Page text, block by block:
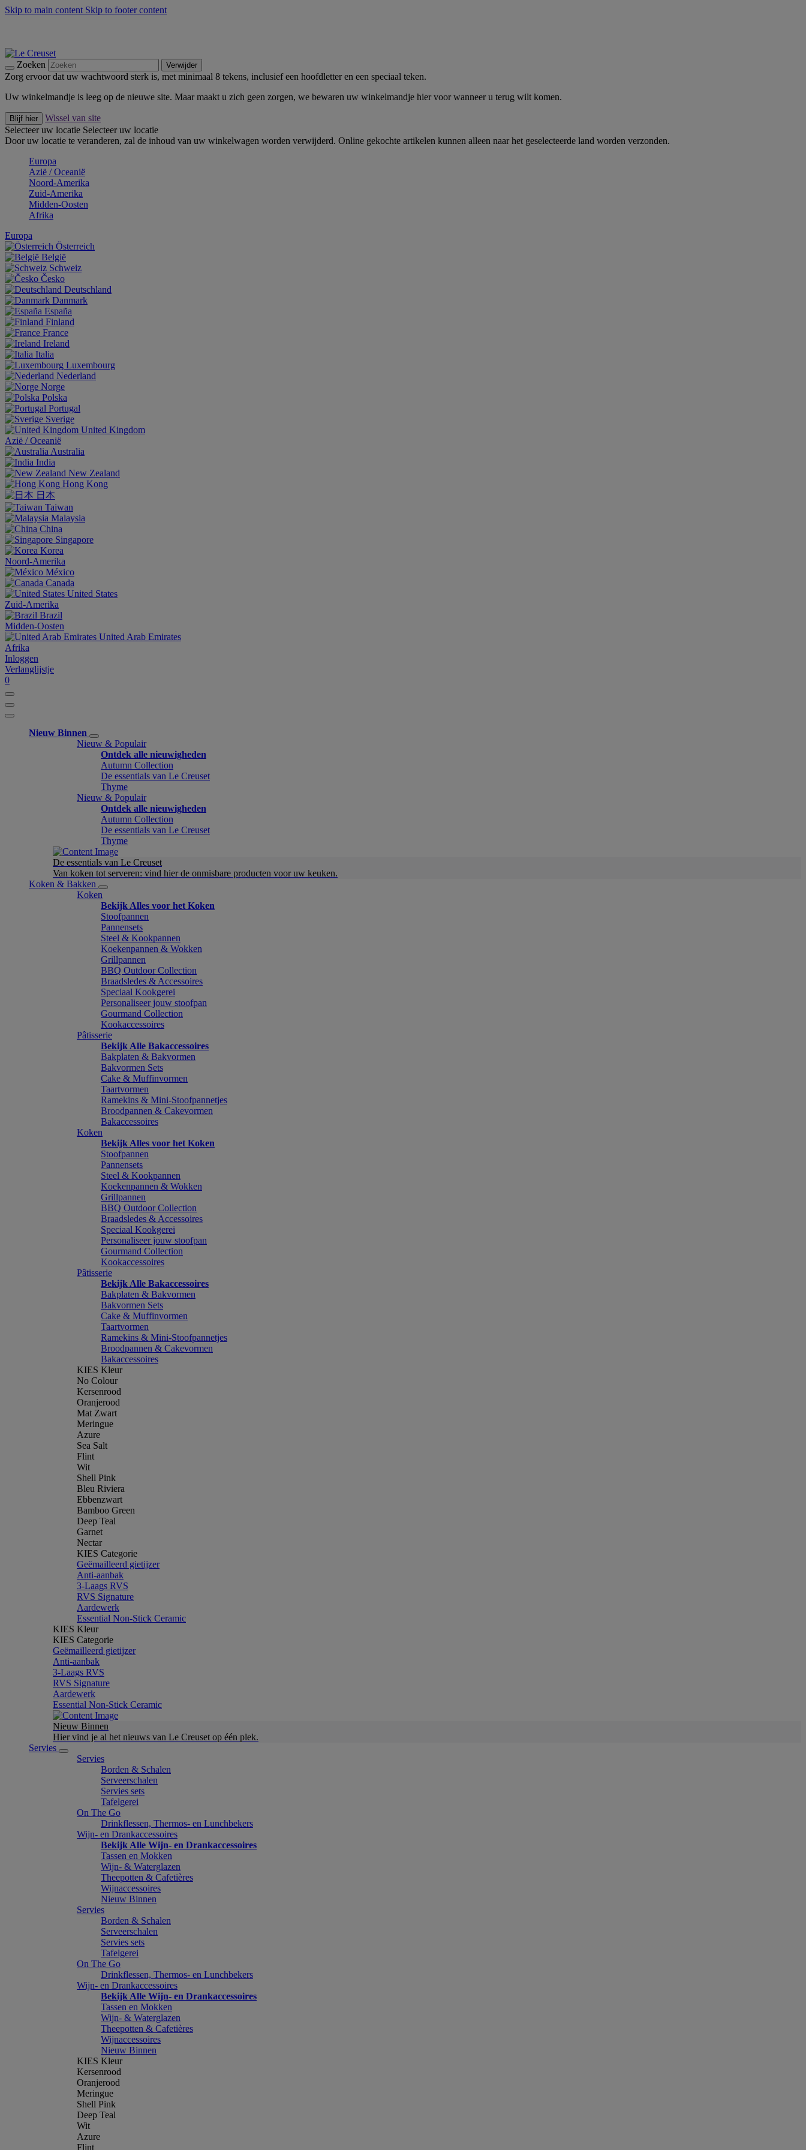
Skip to main content Skip to footer content
Zoeken Verwijder
Zorg ervoor dat uw wachtwoord sterk is, met minimaal 8 tekens, inclusief een hoofdletter en een speciaal teken.
Uw winkelmandje is leeg op de nieuwe site. Maar maakt u zich geen zorgen, we bewaren uw winkelmandje hier voor wanneer u terug wilt komen.
Blijf hier
Wissel van site
Selecteer uw locatie Selecteer uw locatie
Door uw locatie te veranderen, zal de inhoud van uw winkelwagen worden verwijderd. Online gekochte artikelen kunnen alleen naar het geselecteerde land worden verzonden.
Europa
Aziё / Oceaniё
Noord-Amerika
Zuid-Amerika
Midden-Oosten
Afrika
Europa
Österreich
België
Schweiz
Česko
Deutschland
Danmark
España
Finland
France
Ireland
Italia
Luxembourg
Nederland
Norge
Polska
Portugal
Sverige
United Kingdom
Aziё / Oceaniё
Australia
India
New Zealand
Hong Kong
日本
Taiwan
Malaysia
China
Singapore
Korea
Noord-Amerika
México
Canada
United States
Zuid-Amerika
Brazil
Midden-Oosten
United Arab Emirates
Afrika
Inloggen
Verlanglijstje
0
Nieuw Binnen
Nieuw & Populair
Ontdek alle nieuwigheden
Autumn Collection
De essentials van Le Creuset
Thyme
Nieuw & Populair
Ontdek alle nieuwigheden
Autumn Collection
De essentials van Le Creuset
Thyme
De essentials van Le Creuset
Van koken tot serveren: vind hier de onmisbare producten voor uw keuken.
Koken & Bakken
Koken
Bekijk Alles voor het Koken
Stoofpannen
Pannensets
Steel & Kookpannen
Koekenpannen & Wokken
Grillpannen
BBQ Outdoor Collection
Braadsledes & Accessoires
Speciaal Kookgerei
Personaliseer jouw stoofpan
Gourmand Collection
Kookaccessoires
Pâtisserie
Bekijk Alle Bakaccessoires
Bakplaten & Bakvormen
Bakvormen Sets
Cake & Muffinvormen
Taartvormen
Ramekins & Mini-Stoofpannetjes
Broodpannen & Cakevormen
Bakaccessoires
Koken
Bekijk Alles voor het Koken
Stoofpannen
Pannensets
Steel & Kookpannen
Koekenpannen & Wokken
Grillpannen
BBQ Outdoor Collection
Braadsledes & Accessoires
Speciaal Kookgerei
Personaliseer jouw stoofpan
Gourmand Collection
Kookaccessoires
Pâtisserie
Bekijk Alle Bakaccessoires
Bakplaten & Bakvormen
Bakvormen Sets
Cake & Muffinvormen
Taartvormen
Ramekins & Mini-Stoofpannetjes
Broodpannen & Cakevormen
Bakaccessoires
KIES Kleur
No Colour
Kersenrood
Oranjerood
Mat Zwart
Meringue
Azure
Sea Salt
Flint
Wit
Shell Pink
Bleu Riviera
Ebbenzwart
Bamboo Green
Deep Teal
Garnet
Nectar
KIES Categorie
Geëmailleerd gietijzer
Anti-aanbak
3-Laags RVS
RVS Signature
Aardewerk
Essential Non-Stick Ceramic
KIES Kleur
KIES Categorie
Geëmailleerd gietijzer
Anti-aanbak
3-Laags RVS
RVS Signature
Aardewerk
Essential Non-Stick Ceramic
Nieuw Binnen
Hier vind je al het nieuws van Le Creuset op één plek.
Servies
Servies
Borden & Schalen
Serveerschalen
Servies sets
Tafelgerei
On The Go
Drinkflessen, Thermos- en Lunchbekers
Wijn- en Drankaccessoires
Bekijk Alle Wijn- en Drankaccessoires
Tassen en Mokken
Wijn- & Waterglazen
Theepotten & Cafetières
Wijnaccessoires
Nieuw Binnen
Servies
Borden & Schalen
Serveerschalen
Servies sets
Tafelgerei
On The Go
Drinkflessen, Thermos- en Lunchbekers
Wijn- en Drankaccessoires
Bekijk Alle Wijn- en Drankaccessoires
Tassen en Mokken
Wijn- & Waterglazen
Theepotten & Cafetières
Wijnaccessoires
Nieuw Binnen
KIES Kleur
Kersenrood
Oranjerood
Meringue
Shell Pink
Deep Teal
Wit
Azure
Flint